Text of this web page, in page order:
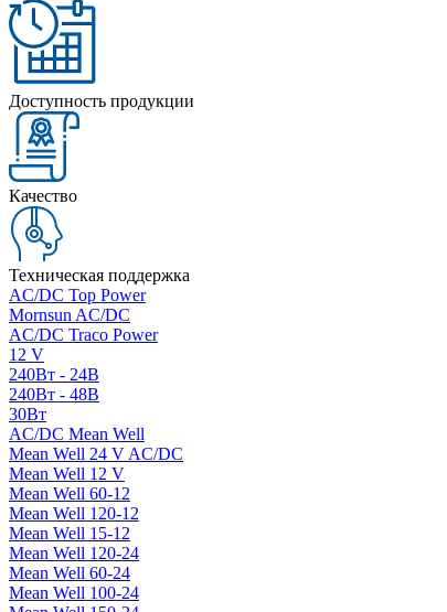
Доступность продукции
Качество
Техническая поддержка
AC/DC Top Power
Mornsun AC/DC
AC/DC Traco Power
12 V
240Вт - 24В
240Вт - 48В
30Вт
AC/DC Mean Well
Mean Well 24 V AC/DC
Mean Well 12 V
Mean Well 60-12
Mean Well 120-12
Mean Well 15-12
Mean Well 120-24
Mean Well 60-24
Mean Well 100-24